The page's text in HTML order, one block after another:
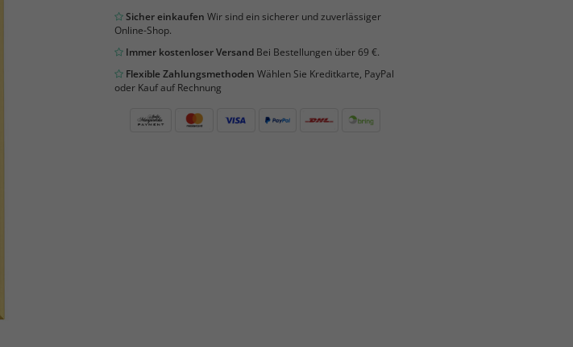
Sicher einkaufen Wir sind ein sicherer und zuverlässiger
Online-Shop.
Immer kostenloser VersandBei Bestellungen über 69 €.
Flexible Zahlungsmethoden Wählen Sie Kreditkarte, PayPal
oder Kauf auf Rechnung